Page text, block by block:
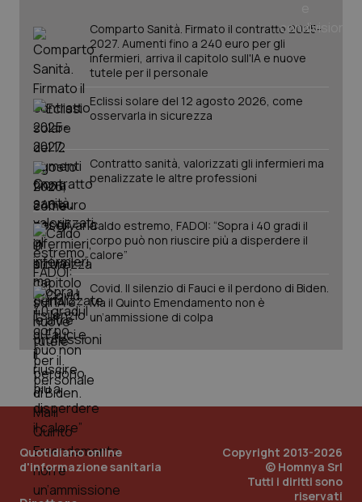
Comparto Sanità. Firmato il contratto 2025-
2027. Aumenti fino a 240 euro per gli
infermieri, arriva il capitolo sull'IA e nuove
tutele per il personale
Eclissi solare del 12 agosto 2026, come
osservarla in sicurezza
Contratto sanità, valorizzati gli infermieri ma
penalizzate le altre professioni
Caldo estremo, FADOI: “Sopra i 40 gradi il
corpo può non riuscire più a disperdere il
calore”
Covid. Il silenzio di Fauci e il perdono di Biden.
Ma il Quinto Emendamento non è
un’ammissione di colpa
Quotidiano online
d'informazione sanitaria
Copyright 2013-2026
© Homnya Srl
Tutti i diritti sono
riservati
_ga_KM60CM4NPH .quotidianosanita.it
Nome
Dominio
Scadenza
_ga_0VMQEQKQ1N
viene
utilizzato
da Google
Analytics
Nome
VISITOR_INFO1_LIVE
Google LLC
.youtube.com
5 mesi 4
settimane